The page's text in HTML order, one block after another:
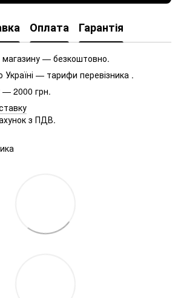
Оплата Гарантія
магазину — безкоштовно.
— тарифи перевізника .
— 2000 грн.
з ПДВ.